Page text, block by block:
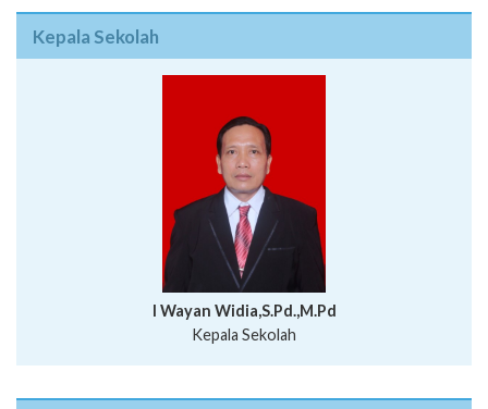
Kepala Sekolah
I Wayan Widia,S.Pd.,M.Pd
Kepala Sekolah